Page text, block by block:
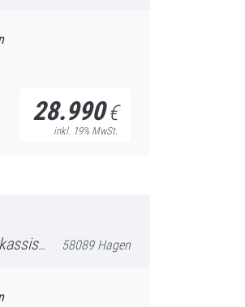
28.990 €
inkl. 19% MwSt.
58089 Hagen